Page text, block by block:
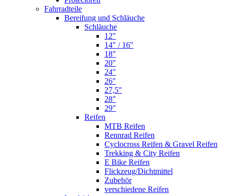
Fahrradteile
Bereifung und Schläuche
Schläuche
12"
14" / 16"
18"
20"
24"
26"
27,5"
28"
29"
Reifen
MTB Reifen
Rennrad Reifen
Cyclocross Reifen & Gravel Reifen
Trekking & City Reifen
E Bike Reifen
Flickzeug/Dichtmittel
Zubehör
verschiedene Reifen